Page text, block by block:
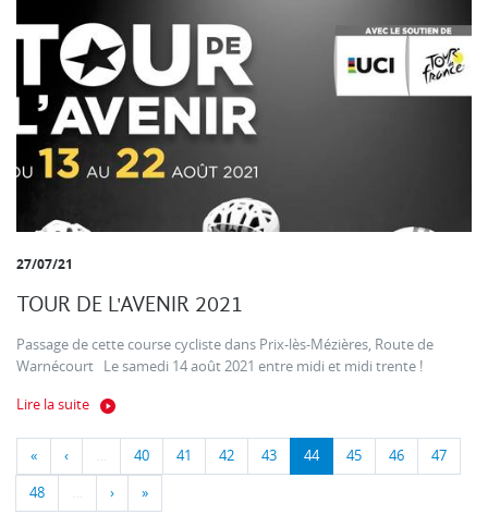
27/07/21
TOUR DE L'AVENIR 2021
Passage de cette course cycliste dans Prix-lès-Mézières, Route de
Warnécourt Le samedi 14 août 2021 entre midi et midi trente !
Lire la suite
« ‹ … 40 41 42 43 44 45 46 47
48 … › »